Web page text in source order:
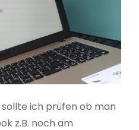
ich prüfen ob man
z.B. noch am